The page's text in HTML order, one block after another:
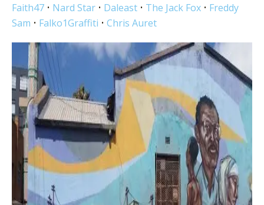
Faith47 • Nard Star • Daleast • The Jack Fox • Freddy
Sam • Falko1Graffiti • Chris Auret